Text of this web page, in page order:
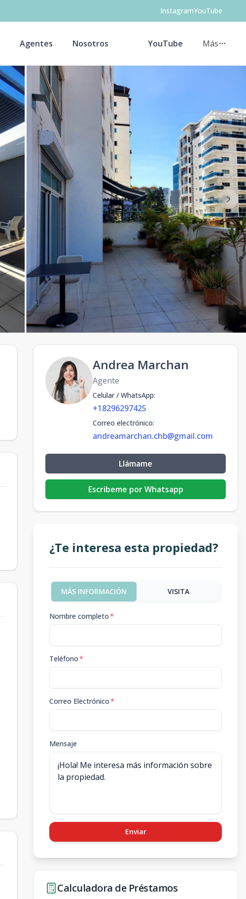
InstagramYouTube
Agentes Nosotros YouTube Más
Andrea Marchan
Agente
Celular / WhatsApp:
+18296297425
Correo electrónico:
andreamarchan.chb@gmail.com
Llámame
Escribeme por Whatsapp
¿Te interesa esta propiedad?
MÁS INFORMACIÓN VISITA
Nombre completo*
Teléfono*
Correo Electrónico*
Mensaje
Enviar
Calculadora de Préstamos